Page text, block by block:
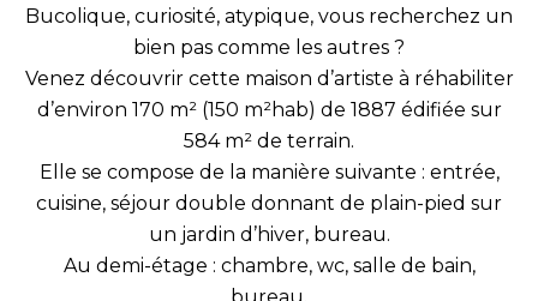
Bucolique, curiosité, atypique, vous recherchez un
bien pas comme les autres ?
Venez découvrir cette maison d’artiste à réhabiliter
d’environ 170 m² (150 m²hab) de 1887 édifiée sur
584 m² de terrain.
Elle se compose de la manière suivante : entrée,
cuisine, séjour double donnant de plain-pied sur
un jardin d’hiver, bureau.
Au demi-étage : chambre, wc, salle de bain,